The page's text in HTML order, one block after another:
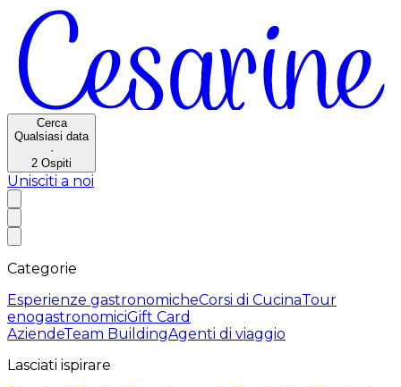
Cerca
Qualsiasi data
·
2 Ospiti
Unisciti a noi
Categorie
Esperienze gastronomicheCorsi di CucinaTour
enogastronomiciGift Card
AziendeTeam BuildingAgenti di viaggio
Lasciati ispirare